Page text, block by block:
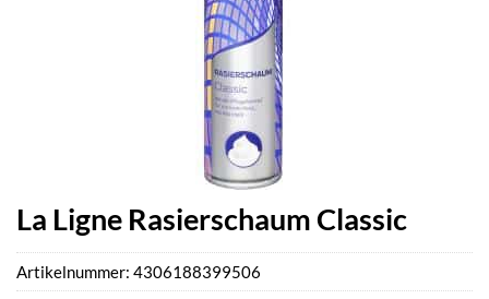
La Ligne Rasierschaum Classic
Artikelnummer: 4306188399506